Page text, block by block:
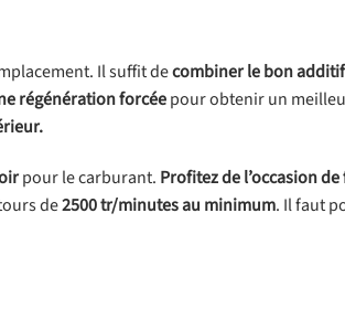
Il suffit decombiner le bon
régénérationforcéepour obtenir un
pour le carburant. Profitez de l’occasionde
de2500 tr/minutes au minimum. Il faut